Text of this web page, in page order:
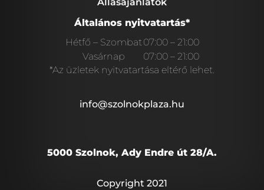
Állásajánlatok
Általános nyitvatartás*
Hétfő – Szombat07:00 – 21:00
Vasárnap
07:00 – 21:00
*Az üzletek nyitvatartása eltérő lehet.
info@szolnokplaza.hu
5000 Szolnok, Ady Endre út 28/A.
Copyright 2021